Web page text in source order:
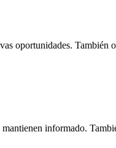
oportunidades. También
informado.